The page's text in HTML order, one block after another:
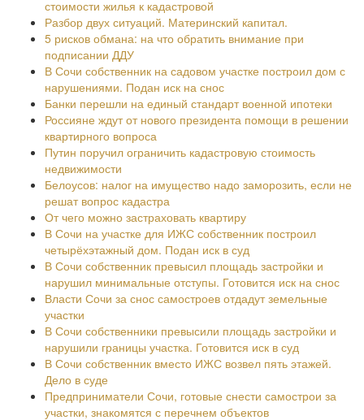
стоимости жилья к кадастровой
Разбор двух ситуаций. Материнский капитал.
5 рисков обмана: на что обратить внимание при
подписании ДДУ
В Сочи собственник на садовом участке построил дом с
нарушениями. Подан иск на снос
Банки перешли на единый стандарт военной ипотеки
Россияне ждут от нового президента помощи в решении
квартирного вопроса
Путин поручил ограничить кадастровую стоимость
недвижимости
Белоусов: налог на имущество надо заморозить, если не
решат вопрос кадастра
От чего можно застраховать квартиру
В Сочи на участке для ИЖС собственник построил
четырёхэтажный дом. Подан иск в суд
В Сочи собственник превысил площадь застройки и
нарушил минимальные отступы. Готовится иск на снос
Власти Сочи за снос самостроев отдадут земельные
участки
В Сочи собственники превысили площадь застройки и
нарушили границы участка. Готовится иск в суд
В Сочи собственник вместо ИЖС возвел пять этажей.
Дело в суде
Предприниматели Сочи, готовые снести самострои за
участки, знакомятся с перечнем объектов